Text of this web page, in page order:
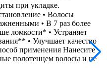
при укладке.
• Волосы
• В 7 раз более
ломкости* • Устраняет
• Улучшает качество
применения Нанесите
полотенцем волосы и не